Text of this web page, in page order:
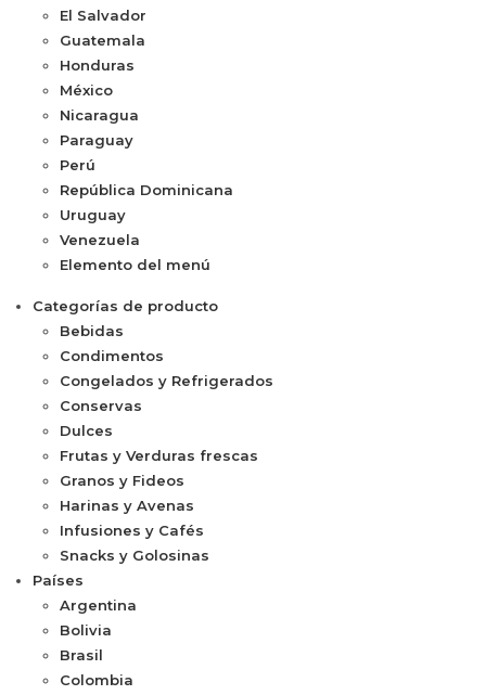
El Salvador
Guatemala
Honduras
México
Nicaragua
Paraguay
Perú
República Dominicana
Uruguay
Venezuela
Elemento del menú
Categorías de producto
Bebidas
Condimentos
Congelados y Refrigerados
Conservas
Dulces
Frutas y Verduras frescas
Granos y Fideos
Harinas y Avenas
Infusiones y Cafés
Snacks y Golosinas
Países
Argentina
Bolivia
Brasil
Colombia